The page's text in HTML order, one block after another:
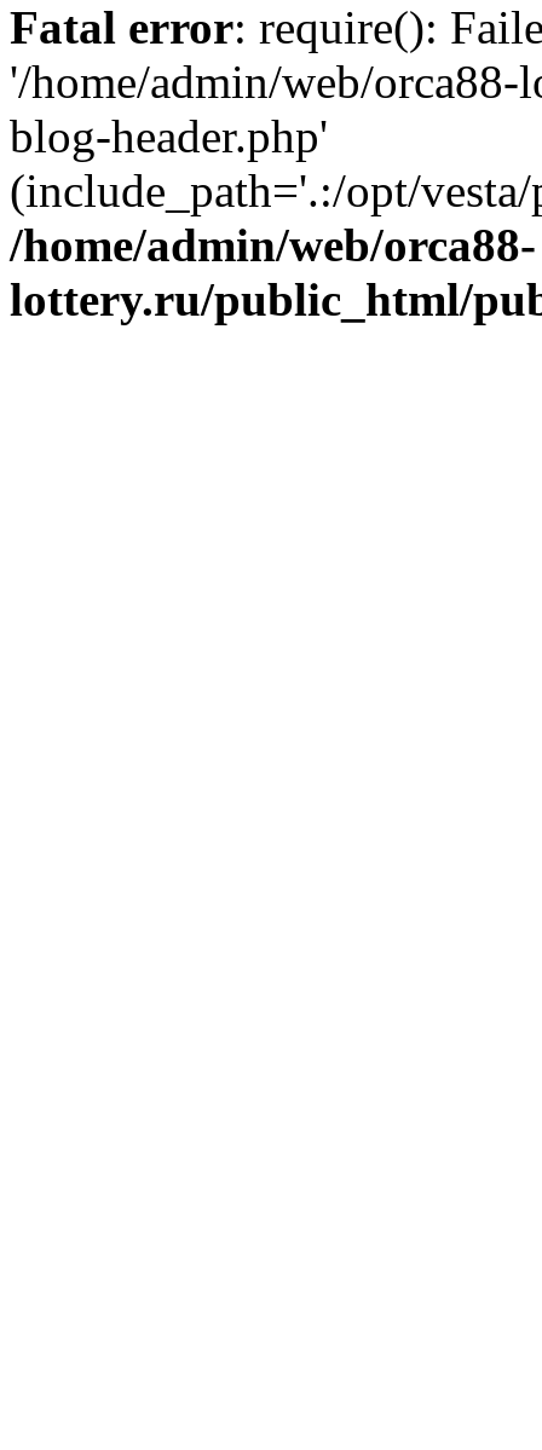
Fatal error: require():
'/home/admin/web/
blog-header.php'
(include_path='.:/opt/
/home/admin/web/orca88-
lottery.ru/public_html/